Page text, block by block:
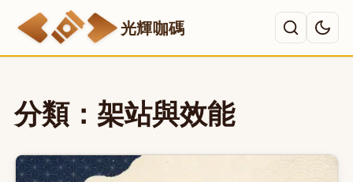
光輝咖碼
主選單
分類：架站與效能